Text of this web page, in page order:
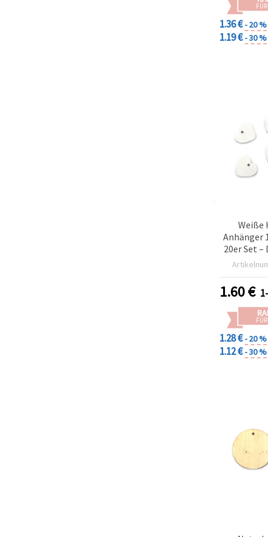
1.36 €- 20 %
1.19 €- 30 %
Weiße
Anhänger
20er Set –
für
1.60€
1.28 €- 20 %
1.12 €- 30 %